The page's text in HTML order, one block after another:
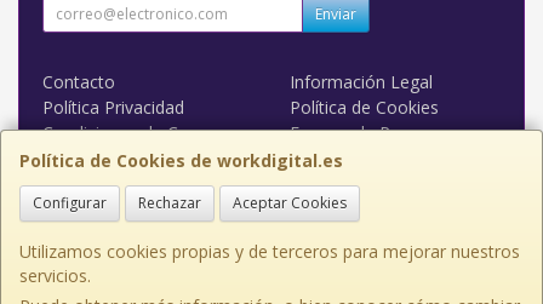
Política de Cookies de workdigital.es
Configurar Rechazar Aceptar Cookies
Utilizamos cookies propias y de terceros para mejorar nuestros
servicios.
Enviar
Contacto
Información Legal
Política Privacidad
Política de Cookies
Condiciones de Compra
Formas de Pago
WORK DIGITAL
Contacto
admin@workdigital.es